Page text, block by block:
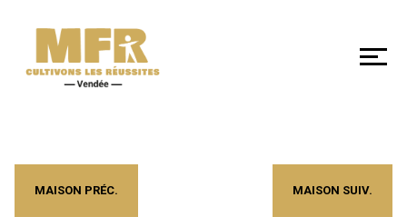
DÉCOUVRIR
NOS
MFR
SE
MAISON PRÉC. MAISON SUIV.